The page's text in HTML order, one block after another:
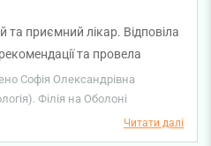
приємний лікар. Відповіла
та провела
задоволена результатом
результат Софії
Софія Олександрівна
Філія на Оболоні
Читати далі